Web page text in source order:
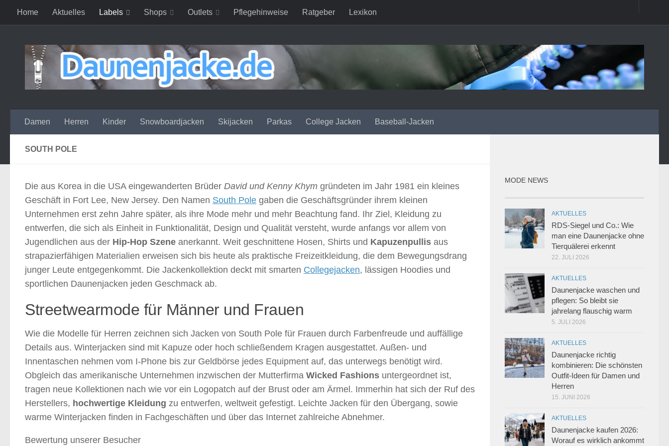
Zum Inhalt springen
Home Aktuelles Labels Shops Outlets Pflegehinweise Ratgeber Lexikon
Damen Herren Kinder Snowboardjacken Skijacken Parkas College Jacken Baseball-Jacken
SOUTH POLE
Die aus Korea in die USA eingewanderten Brüder David und Kenny Khym gründeten im Jahr 1981 ein kleines
Geschäft in Fort Lee, New Jersey. Den Namen South Pole gaben die Geschäftsgründer ihrem kleinen
Unternehmen erst zehn Jahre später, als ihre Mode mehr und mehr Beachtung fand. Ihr Ziel, Kleidung zu
entwerfen, die sich als Einheit in Funktionalität, Design und Qualität versteht, wurde anfangs vor allem von
Jugendlichen aus der Hip-Hop Szene anerkannt. Weit geschnittene Hosen, Shirts und Kapuzenpullis aus
strapazierfähigen Materialien erweisen sich bis heute als praktische Freizeitkleidung, die dem Bewegungsdrang
junger Leute entgegenkommt. Die Jackenkollektion deckt mit smarten Collegejacken, lässigen Hoodies und
sportlichen Daunenjacken jeden Geschmack ab.
Streetwearmode für Männer und Frauen
Wie die Modelle für Herren zeichnen sich Jacken von South Pole für Frauen durch Farbenfreude und auffällige
Details aus. Winterjacken sind mit Kapuze oder hoch schließendem Kragen ausgestattet. Außen- und
Innentaschen nehmen vom I-Phone bis zur Geldbörse jedes Equipment auf, das unterwegs benötigt wird.
Obgleich das amerikanische Unternehmen inzwischen der Mutterfirma Wicked Fashions untergeordnet ist,
tragen neue Kollektionen nach wie vor ein Logopatch auf der Brust oder am Ärmel. Immerhin hat sich der Ruf des
Herstellers, hochwertige Kleidung zu entwerfen, weltweit gefestigt. Leichte Jacken für den Übergang, sowie
warme Winterjacken finden in Fachgeschäften und über das Internet zahlreiche Abnehmer.
Bewertung unserer Besucher
MODE NEWS
AKTUELLES
RDS-Siegel und Co.: Wie
man eine Daunenjacke ohne
Tierquälerei erkennt
22. JULI 2026
AKTUELLES
Daunenjacke waschen und
pflegen: So bleibt sie
jahrelang flauschig warm
5. JULI 2026
AKTUELLES
Daunenjacke richtig
kombinieren: Die schönsten
Outfit-Ideen für Damen und
Herren
15. JUNI 2026
AKTUELLES
Daunenjacke kaufen 2026:
Worauf es wirklich ankommt